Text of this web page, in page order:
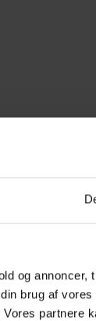
og
brug af
partnere
dobbeltseng
m fra